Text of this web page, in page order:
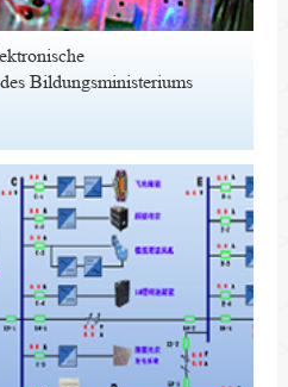
Bildungsministeriums